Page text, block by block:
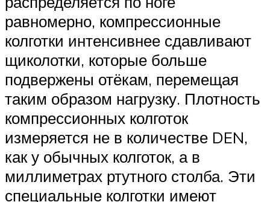
равномерно, компрессионные
колготки интенсивнее сдавливают
щиколотки, которые больше
подвержены отёкам, перемещая
таким образом нагрузку. Плотность
компрессионных колготок
измеряется не в количестве DEN,
как у обычных колготок, а в
миллиметрах ртутного столба. Эти
специальные колготки имеют